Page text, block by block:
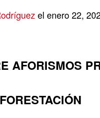
el enero 22,
AFORISMOS